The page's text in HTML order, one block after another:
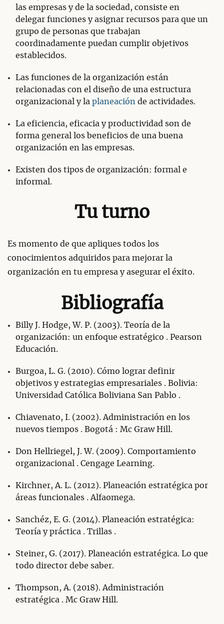
las empresas y de la sociedad, consiste en
delegar funciones y asignar recursos para que un
grupo de personas que trabajan
coordinadamente puedan cumplir objetivos
establecidos.
Las funciones de la organización están
relacionadas con el diseño de una estructura
organizacional y la planeación de actividades.
La eficiencia, eficacia y productividad son de
forma general los beneficios de una buena
organización en las empresas.
Existen dos tipos de organización: formal e
informal.
Tu turno
Es momento de que apliques todos los
conocimientos adquiridos para mejorar la
organización en tu empresa y asegurar el éxito.
Bibliografía
Billy J. Hodge, W. P. (2003). Teoría de la
organización: un enfoque estratégico . Pearson
Educación.
Burgoa, L. G. (2010). Cómo lograr definir
objetivos y estrategias empresariales . Bolivia:
Universidad Católica Boliviana San Pablo .
Chiavenato, I. (2002). Administración en los
nuevos tiempos . Bogotá : Mc Graw Hill.
Don Hellriegel, J. W. (2009). Comportamiento
organizacional . Cengage Learning.
Kirchner, A. L. (2012). Planeación estratégica por
áreas funcionales . Alfaomega.
Sanchéz, E. G. (2014). Planeación estratégica:
Teoría y práctica . Trillas .
Steiner, G. (2017). Planeación estratégica. Lo que
todo director debe saber.
Thompson, A. (2018). Administración
estratégica . Mc Graw Hill.